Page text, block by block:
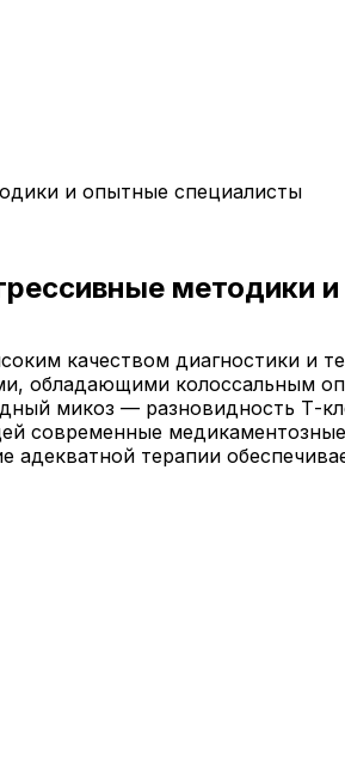
и опытные специалисты
методики
качеством диагностики и
обладающими колоссальным
микоз — разновидность Т-
современные
адекватной терапии